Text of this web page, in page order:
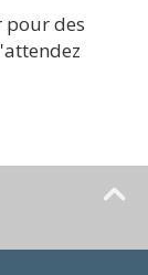
pour des